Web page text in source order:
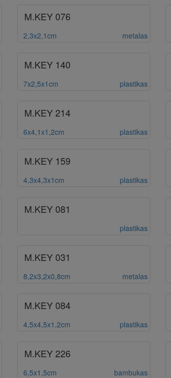
M.KEY 076
2,3x2,1cm metalas
M.KEY 140
7x2,5x1cm plastikas
M.KEY 214
6x4,1x1,2cm plastikas
M.KEY 159
4,3x4,3x1cm plastikas
M.KEY 081
plastikas
M.KEY 031
8,2x3,2x0,8cm metalas
M.KEY 084
4,5x4,5x1,2cm plastikas
M.KEY 226
6,5x1,5cm bambukas